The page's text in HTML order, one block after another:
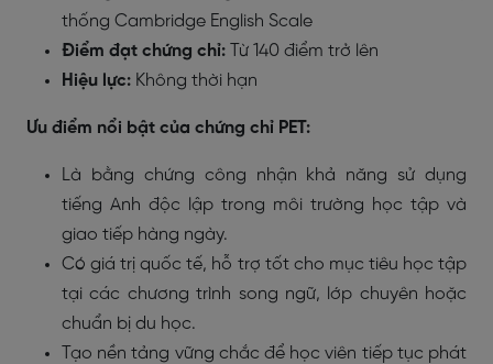
thống Cambridge English Scale
Điểm đạt chứng chỉ: Từ 140 điểm trở lên
Hiệu lực: Không thời hạn
Ưu điểm nổi bật của chứng chỉ PET:
Là bằng chứng công nhận khả năng sử dụng
tiếng Anh độc lập trong môi trường học tập và
giao tiếp hàng ngày.
Có giá trị quốc tế, hỗ trợ tốt cho mục tiêu học tập
tại các chương trình song ngữ, lớp chuyên hoặc
chuẩn bị du học.
Tạo nền tảng vững chắc để học viên tiếp tục phát